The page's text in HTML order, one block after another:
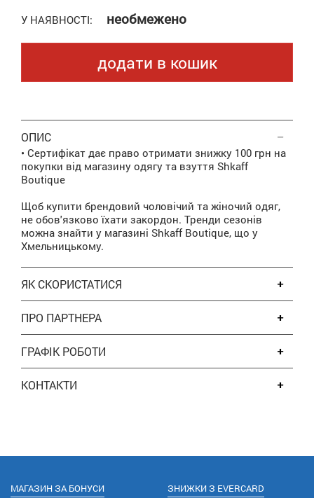
У НАЯВНОСТІ: необмежено
додати в кошик
ОПИС
• Сертифікат дає право отримати знижку 100 грн на
покупки від магазину одягу та взуття Shkaff
Boutique
Щоб купити брендовий чоловічий та жіночий одяг,
не обов'язково їхати закордон. Тренди сезонів
можна знайти у магазині Shkaff Boutique, що у
Хмельницькому.
ЯК СКОРИСТАТИСЯ
ПРО ПАРТНЕРА
ГРАФІК РОБОТИ
КОНТАКТИ
МАГАЗИН ЗА БОНУСИ ЗНИЖКИ З EVERCARD